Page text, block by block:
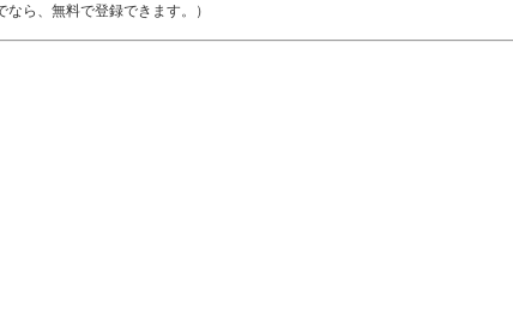
なら、無料で登録できます。）